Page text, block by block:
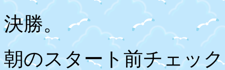
決勝。
朝のスタート前チェッ